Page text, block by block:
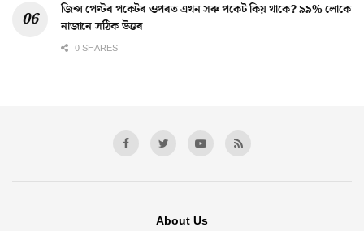
জিন্স পেণ্টৰ পকেটৰ ওপৰত এখন সৰু পকেট কিয় থাকে? ৯৯% লোকে
নাজানে সঠিক উত্তৰ
0 SHARES
About Us